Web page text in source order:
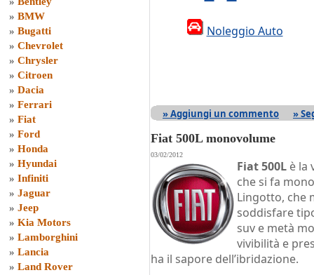
» BMW
» Bugatti
» Chevrolet
» Chrysler
» Citroen
» Dacia
» Ferrari
» Fiat
» Ford
» Honda
» Hyundai
» Infiniti
» Jaguar
» Jeep
» Kia Motors
» Lamborghini
» Lancia
» Land Rover
Noleggio Auto
» Aggiungi un commento »
Fiat 500L monovolume
03/02/2012
Fiat 500L è la
che si fa
Lingotto, che
soddisfare
suv e metà
vivibilità e
ha il sapore dell’ibridazione.